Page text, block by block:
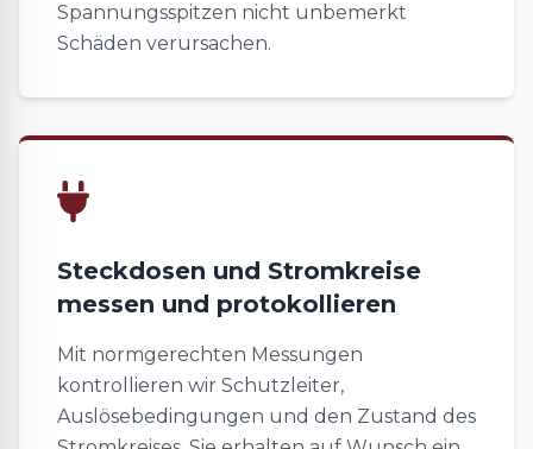
Spannungsspitzen nicht unbemerkt
Schäden verursachen.
Steckdosen und Stromkreise
messen und protokollieren
Mit normgerechten Messungen
kontrollieren wir Schutzleiter,
Auslösebedingungen und den Zustand des